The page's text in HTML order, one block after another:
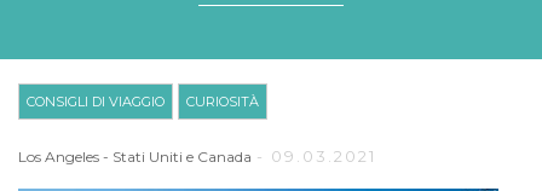
CONSIGLI DI VIAGGIO CURIOSITÀ
Los Angeles - Stati Uniti e Canada - 09.03.2021